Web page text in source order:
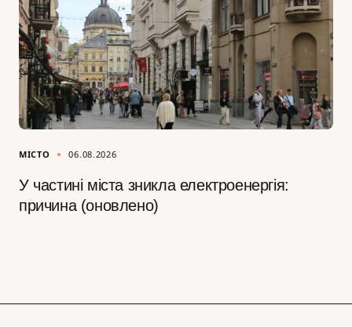
МІСТО 06.08.2026
У частині міста зникла електроенергія:
причина (оновлено)